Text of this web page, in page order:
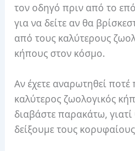
τον οδηγό πριν από το
για να δείτε αν θα
από τους καλύτερους
κήπους στον κόσμο.
Αν έχετε αναρωτηθεί ποτέ
καλύτερος ζωολογικός
διαβάστε παρακάτω,
δείξουμε τους